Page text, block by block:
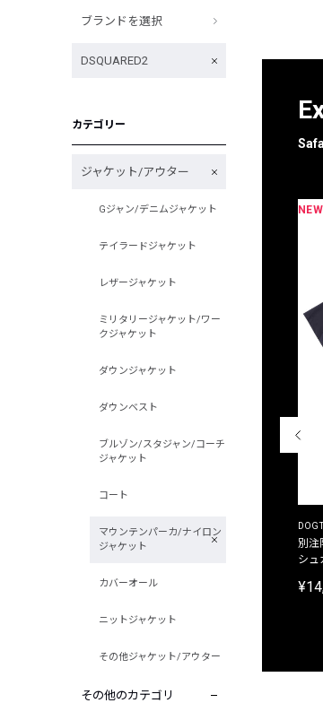
ブランドを選択
DSQUARED2
カテゴリー
ジャケット/アウター
Gジャン/デニムジャケット
テイラードジャケット
レザージャケット
ミリタリージャケット/ワー
クジャケット
ダウンジャケット
ダウンベスト
ブルゾン/スタジャン/コーチ
ジャケット
コート
マウンテンパーカ/ナイロン
ジャケット
カバーオール
ニットジャケット
その他ジャケット/アウター
その他のカテゴリ
THE DUFFER OF ST.GEORGE
別注限定 ピグメントダイ バックプリント サーフ
NEW
別注
シュ